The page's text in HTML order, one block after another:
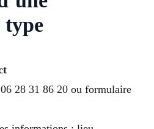
28 31 86 20 ou formulaire